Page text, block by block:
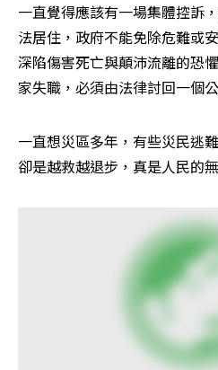
一直覺得應該有一場集體控訴
法居住，政府不能免除危難或
深陷傷害死亡與顛沛流離的恐
家失職，必須由法律討回一個
一直想災區多年，有些災民逃
卻是越救越退步，真是人民的